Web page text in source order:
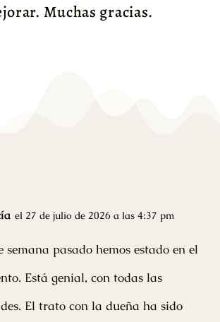
Muchas gracias.
el 27 de julio de 2026 a las 4:37 pm
semana pasado hemos estado en el
Está genial, con todas las
El trato con la dueña ha sido